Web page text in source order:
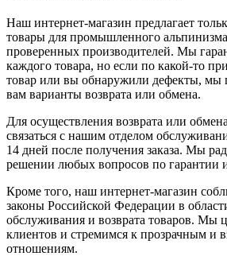
Наш интернет-магазин предлагает
товары для промышленного
проверенных производителей. Мы
каждого товара, но если по какой-то
товар или вы обнаружили дефекты, мы
вам варианты возврата или обмена.
Для осуществления возврата или
связаться с нашим отделом
14 дней после получения заказа. Мы
решении любых вопросов по гарантии и
Кроме того, наш интернет-магазин
законы Российской Федерации в
обслуживания и возврата товаров. Мы
клиентов и стремимся к прозрачным и
отношениям.